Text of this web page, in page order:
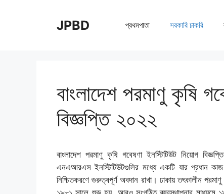
JPBD প্রথমপাতা সরকারি চাকরি
বাংলাদেশ পরমাণু কৃষি
বিজ্ঞপ্তি ২০২২
বাংলাদেশ পরমাণু কৃষি গবেষণা ইনস্টিটিউট নিয়োগ
এনএআরএস ইনস্টিটিউটগুলির মধ্যে একটি যার প্রধান কাজ
নিশ্চিতকরণে গুরুত্বপূর্ণ অবদান রাখা। ঢাকায় তৎকালীন